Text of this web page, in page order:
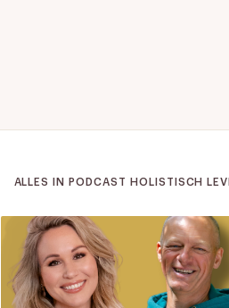
ALLES IN PODCAST HOLISTISCH